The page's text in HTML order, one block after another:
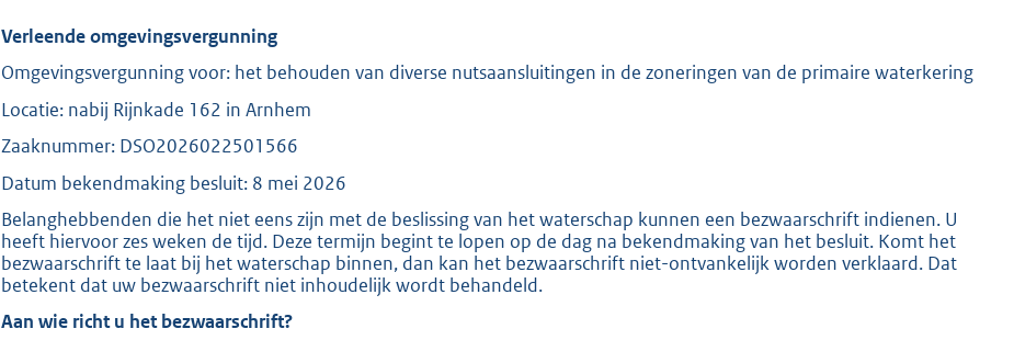
o
:
2
0
Verleende omgevingsvergunning
Omgevingsvergunning voor: het behouden van diverse nutsaansluitingen in de zoneringen van de primaire waterkering
Locatie: nabij Rijnkade 162 in Arnhem
Zaaknummer: DSO2026022501566
Datum bekendmaking besluit: 8 mei 2026
Belanghebbenden die het niet eens zijn met de beslissing van het waterschap kunnen een bezwaarschrift indienen. U
heeft hiervoor zes weken de tijd. Deze termijn begint te lopen op de dag na bekendmaking van het besluit. Komt het
bezwaarschrift te laat bij het waterschap binnen, dan kan het bezwaarschrift niet-ontvankelijk worden verklaard. Dat
betekent dat uw bezwaarschrift niet inhoudelijk wordt behandeld.
Aan wie richt u het bezwaarschrift?